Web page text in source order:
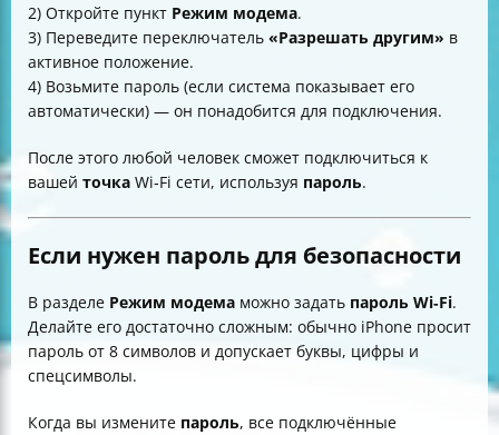
2) Откройте пункт Режим модема.
3) Переведите переключатель «Разрешать другим» в
активное положение.
4) Возьмите пароль (если система показывает его
автоматически) — он понадобится для подключения.
После этого любой человек сможет подключиться к
вашей точка Wi‑Fi сети, используя пароль.
Если нужен пароль для безопасности
В разделе Режим модема можно задать пароль Wi‑Fi.
Делайте его достаточно сложным: обычно iPhone просит
пароль от 8 символов и допускает буквы, цифры и
спецсимволы.
Когда вы измените пароль, все подключённые